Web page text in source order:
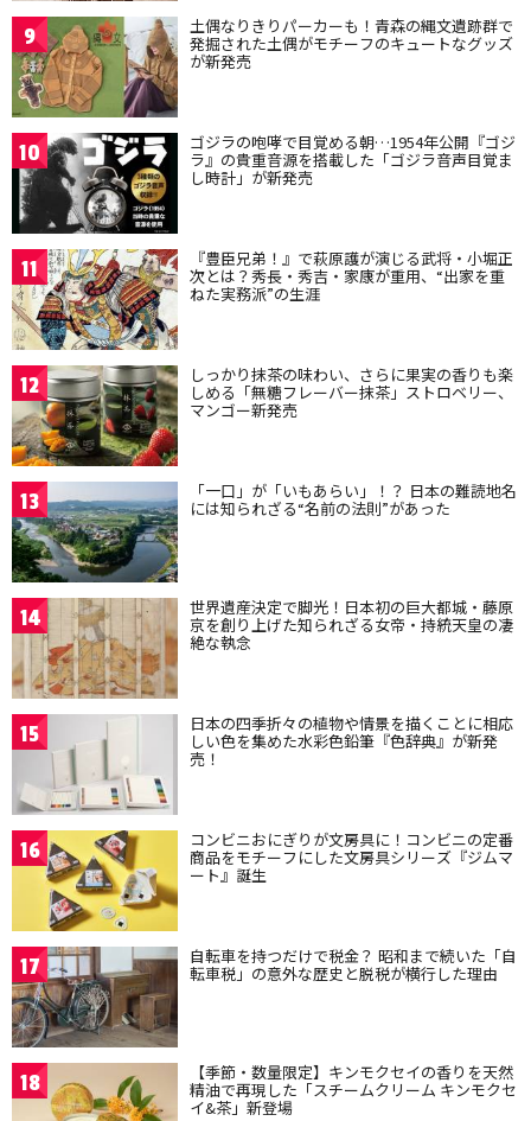
9 土偶なりきりパーカーも！青森の縄文遺跡群で
発掘された土偶がモチーフのキュートなグッズ
が新発売
10 ゴジラの咆哮で目覚める朝…1954年公開『ゴジ
ラ』の貴重音源を搭載した「ゴジラ音声目覚ま
し時計」が新発売
11 『豊臣兄弟！』で萩原護が演じる武将・小堀正
次とは？秀長・秀吉・家康が重用、“出家を重
ねた実務派”の生涯
12 しっかり抹茶の味わい、さらに果実の香りも楽
しめる「無糖フレーバー抹茶」ストロベリー、
マンゴー新発売
13 「一口」が「いもあらい」！？ 日本の難読地名
には知られざる“名前の法則”があった
14 世界遺産決定で脚光！日本初の巨大都城・藤原
京を創り上げた知られざる女帝・持統天皇の凄
絶な執念
15 日本の四季折々の植物や情景を描くことに相応
しい色を集めた水彩色鉛筆『色辞典』が新発
売！
16 コンビニおにぎりが文房具に！コンビニの定番
商品をモチーフにした文房具シリーズ『ジムマ
ート』誕生
17 自転車を持つだけで税金？ 昭和まで続いた「自
転車税」の意外な歴史と脱税が横行した理由
18 【季節・数量限定】キンモクセイの香りを天然
精油で再現した「スチームクリーム キンモクセ
イ&茶」新登場